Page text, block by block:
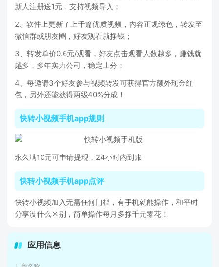
新人注册送1元，支持视频导入；
2、软件上更新了上千篇优质视频，内容正规绿色，转发至
微信群或朋友圈，好友观看就挣钱；
3、转发单价0.6元/观看，好友点击观看人数越多，赚钱就
越多，多年实力公司，稳定上分；
4、每邀请3个好友参与视频转发可获得官方额外现金红
包，另外还能获得两级40%分成！
快转小视频手机app规则
永久满10元可申请提现，24小时内到账
快转小视频手机app点评
快转小视频加入无需任何门槛，有手机就能操作，和平时
分享没什么区别，简单操作每月多挣千元零花！
应用信息